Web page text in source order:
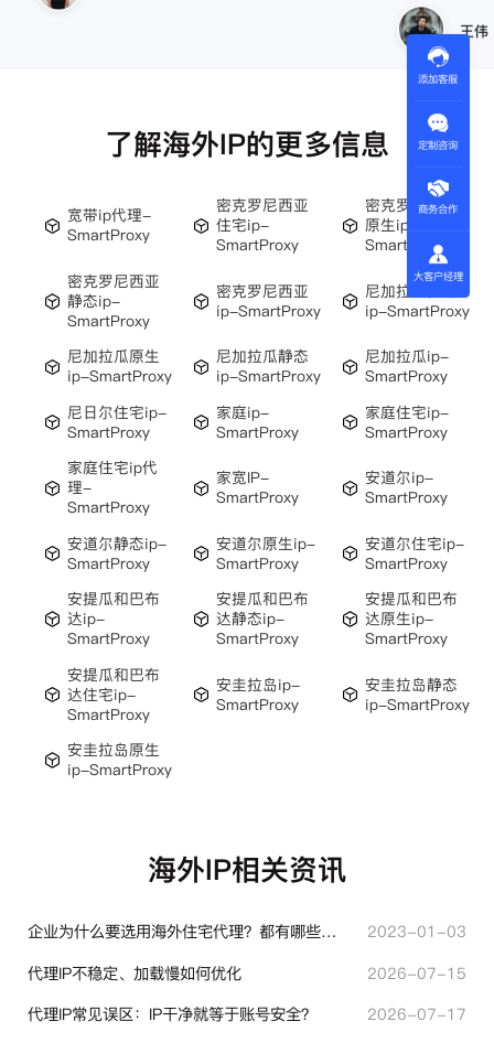
王伟
了解海外IP的更多信息
宽带ip代理-
SmartProxy
密克罗尼西亚
住宅ip-
SmartProxy
密克罗尼西亚
原生ip-
SmartProxy
密克罗尼西亚
静态ip-
SmartProxy
密克罗尼西亚
ip-SmartProxy
尼加拉瓜住宅
ip-SmartProxy
尼加拉瓜原生
ip-SmartProxy
尼加拉瓜静态
ip-SmartProxy
尼加拉瓜ip-
SmartProxy
尼日尔住宅ip-
SmartProxy
家庭ip-
SmartProxy
家庭住宅ip-
SmartProxy
家庭住宅ip代
理-
SmartProxy
家宽IP-
SmartProxy
安道尔ip-
SmartProxy
安道尔静态ip-
SmartProxy
安道尔原生ip-
SmartProxy
安道尔住宅ip-
SmartProxy
安提瓜和巴布
达ip-
SmartProxy
安提瓜和巴布
达静态ip-
SmartProxy
安提瓜和巴布
达原生ip-
SmartProxy
安提瓜和巴布
达住宅ip-
SmartProxy
安圭拉岛ip-
SmartProxy
安圭拉岛静态
ip-SmartProxy
安圭拉岛原生
ip-SmartProxy
海外IP相关资讯
企业为什么要选用海外住宅代理？都有哪些帮助？
2023-01-03
代理IP不稳定、加载慢如何优化
2026-07-15
代理IP常见误区：IP干净就等于账号安全？
2026-07-17
添加客服
定制咨询
商务合作
大客户经理